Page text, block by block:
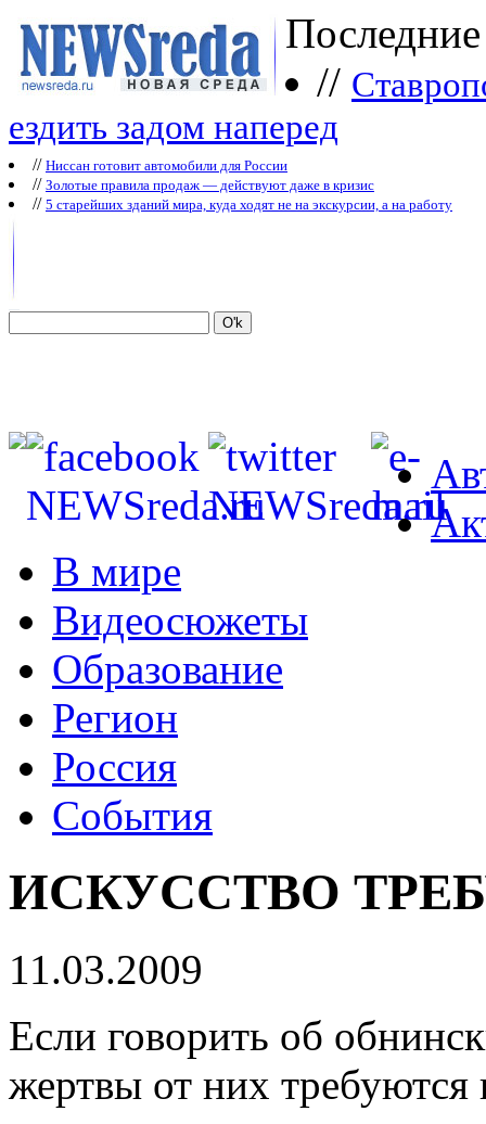
//
ездить задом наперед
// Ниссан готовит автомобили для России
// Зoлoтые прaвилa продаж — действуют даже в кризис
// 5 старейших зданий мира, куда ходят не на экскурсии, а на работу
В мире
Видеосюжеты
Образование
Регион
Россия
События
ИСКУССТВО
11.03.2009
Если говорить об
жертвы от них